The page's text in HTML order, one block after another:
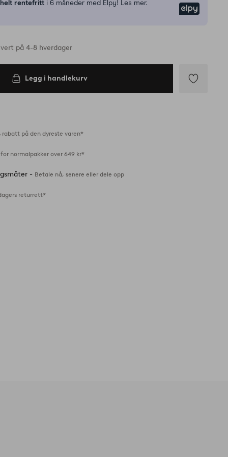
helt rentefritt i 6 måneder med Elpy! Les mer.
på 4-8 hverdager
Legg i handlekurv
rabatt på den dyreste varen*
normalpakker over 649 kr*
- Betale nå, senere eller dele opp
returrett*